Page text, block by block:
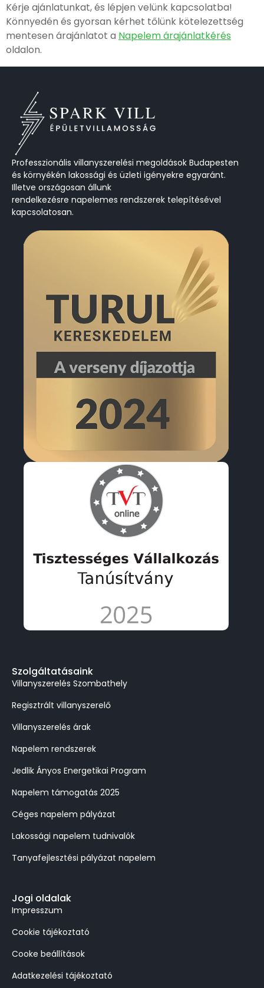
Kérje ajánlatunkat, és lépjen velünk kapcsolatba!
Könnyedén és gyorsan kérhet tőlünk kötelezettség
mentesen árajánlatot a Napelem árajánlatkérés
oldalon.
Professzionális villanyszerelési megoldások Budapesten
és környékén lakossági és üzleti igényekre egyaránt.
Illetve országosan állunk
rendelkezésre napelemes rendszerek telepítésével
kapcsolatosan.
Szolgáltatásaink
Villanyszerelés Szombathely
Regisztrált villanyszerelő
Villanyszerelés árak
Napelem rendszerek
Jedlik Ányos Energetikai Program
Napelem támogatás 2025
Céges napelem pályázat
Lakossági napelem tudnivalók
Tanyafejlesztési pályázat napelem
Jogi oldalak
Impresszum
Cookie tájékoztató
Cooke beállítások
Adatkezelési tájékoztató